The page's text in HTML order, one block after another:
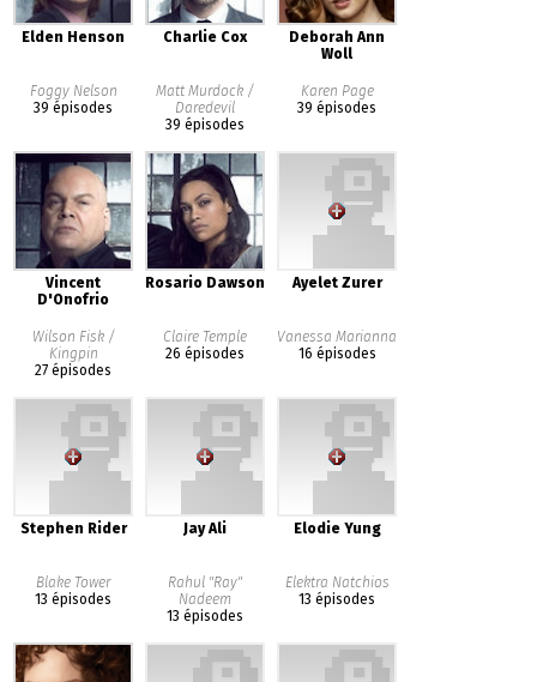
Elden Henson
Foggy Nelson
39 épisodes
Charlie Cox
Matt Murdock /
Daredevil
39 épisodes
Deborah Ann
Woll
Karen Page
39 épisodes
Vincent
D'Onofrio
Wilson Fisk /
Kingpin
27 épisodes
Rosario Dawson
Claire Temple
26 épisodes
Ayelet Zurer
Vanessa Marianna
16 épisodes
Stephen Rider
Blake Tower
13 épisodes
Jay Ali
Rahul "Ray"
Nadeem
13 épisodes
Elodie Yung
Elektra Natchios
13 épisodes